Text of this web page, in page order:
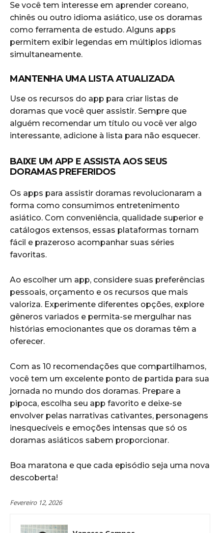
Se você tem interesse em aprender coreano,
chinês ou outro idioma asiático, use os doramas
como ferramenta de estudo. Alguns apps
permitem exibir legendas em múltiplos idiomas
simultaneamente.
MANTENHA UMA LISTA ATUALIZADA
Use os recursos do app para criar listas de
doramas que você quer assistir. Sempre que
alguém recomendar um título ou você ver algo
interessante, adicione à lista para não esquecer.
BAIXE UM APP E ASSISTA AOS SEUS
DORAMAS PREFERIDOS
Os apps para assistir doramas revolucionaram a
forma como consumimos entretenimento
asiático. Com conveniência, qualidade superior e
catálogos extensos, essas plataformas tornam
fácil e prazeroso acompanhar suas séries
favoritas.
Ao escolher um app, considere suas preferências
pessoais, orçamento e os recursos que mais
valoriza. Experimente diferentes opções, explore
gêneros variados e permita-se mergulhar nas
histórias emocionantes que os doramas têm a
oferecer.
Com as 10 recomendações que compartilhamos,
você tem um excelente ponto de partida para sua
jornada no mundo dos doramas. Prepare a
pipoca, escolha seu app favorito e deixe-se
envolver pelas narrativas cativantes, personagens
inesquecíveis e emoções intensas que só os
doramas asiáticos sabem proporcionar.
Boa maratona e que cada episódio seja uma nova
descoberta!
Fevereiro 12, 2026